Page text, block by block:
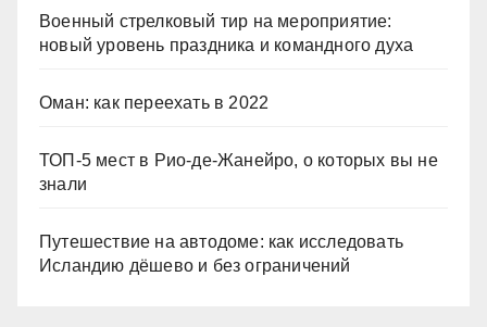
Военный стрелковый тир на мероприятие:
новый уровень праздника и командного духа
Оман: как переехать в 2022
ТОП-5 мест в Рио-де-Жанейро, о которых вы не
знали
Путешествие на автодоме: как исследовать
Исландию дёшево и без ограничений